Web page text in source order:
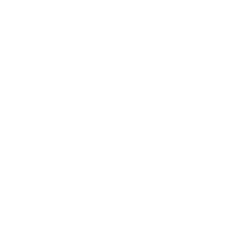
させていただ
了承ください。
き作成されるも
ようお願いしま
です。
ありません。
ず変更すること
1000ppm以下、
下、フタル酸ジブチ
ない年数を意
貨物等」とい
可)を取得する
要な手段を講じ
ムロン制御